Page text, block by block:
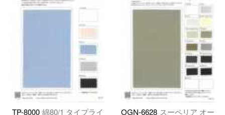
TP-8000 綿80/1 タイプライ
OGN-6628 スーペリア オー